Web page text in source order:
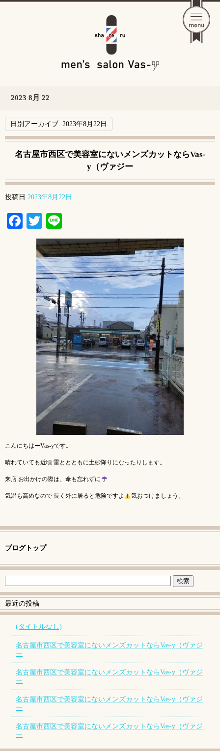
2023 8月 22
日別アーカイブ: 2023年8月22日
名古屋市西区で美容室にないメンズカットならVas-
y（ヴァジー
投稿日 2023年8月22日
Facebook
Twitter
こんにちはーVas-yです。
晴れていても近頃 雷ととともに土砂降りになったりします。
来店 お出かけの際は、傘も忘れずに
気温も高めなので 長く外に居ると危険ですよ 気おつけましょう。
ブログトップ
最近の投稿
(タイトルなし)
名古屋市西区で美容室にないメンズカットならVas-y（ヴァジ
ー
名古屋市西区で美容室にないメンズカットならVas-y（ヴァジ
ー
名古屋市西区で美容室にないメンズカットならVas-y（ヴァジ
ー
名古屋市西区で美容室にないメンズカットならVas-y（ヴァジ
ー